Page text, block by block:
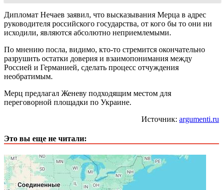
Дипломат Нечаев заявил, что высказывания Мерца в адрес
руководителя российского государства, от кого бы то они ни
исходили, являются абсолютно неприемлемыми.
По мнению посла, видимо, кто-то стремится окончательно
разрушить остатки доверия и взаимопонимания между
Россией и Германией, сделать процесс отчуждения
необратимым.
Мерц предлагал Женеву подходящим местом для
переговорной площадки по Украине.
Источник: argumenti.ru
Это вы еще не читали: